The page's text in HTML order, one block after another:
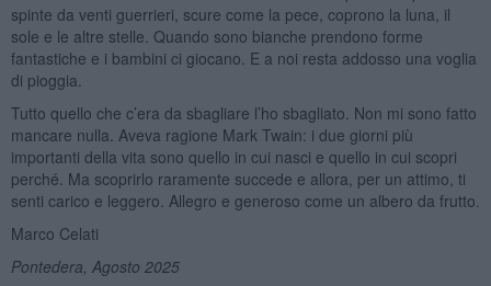
spinte da venti guerrieri, scure come la pece, coprono la luna, il
sole e le altre stelle. Quando sono bianche prendono forme
fantastiche e i bambini ci giocano. E a noi resta addosso una voglia
di pioggia.
Tutto quello che c’era da sbagliare l’ho sbagliato. Non mi sono fatto
mancare nulla. Aveva ragione Mark Twain: i due giorni più
importanti della vita sono quello in cui nasci e quello in cui scopri
perché. Ma scoprirlo raramente succede e allora, per un attimo, ti
senti carico e leggero. Allegro e generoso come un albero da frutto.
Marco Celati
Pontedera, Agosto 2025